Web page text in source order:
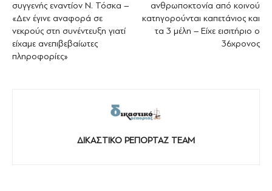
συγγενής εναντίον Ν. Τόσκα –
«Δεν έγινε αναφορά σε
νεκρούς στη συνέντευξη γιατί
είχαμε ανεπιβεβαίωτες
πληροφορίες»
ανθρωποκτονία από κοινού
κατηγορούνται καπετάνιος και
τα 3 μέλη – Είχε εισιτήριο ο
36χρονος
ΔΙΚΑΣΤΙΚΟ ΡΕΠΟΡΤΑΖ TEAM